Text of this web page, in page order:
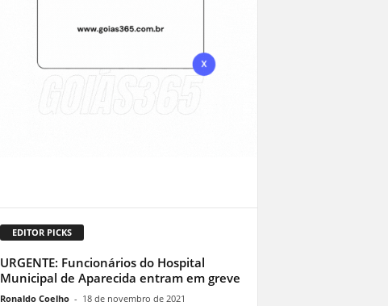
EDITOR PICKS
URGENTE: Funcionários do Hospital
Municipal de Aparecida entram em greve
Ronaldo Coelho - 18 de novembro de 2021